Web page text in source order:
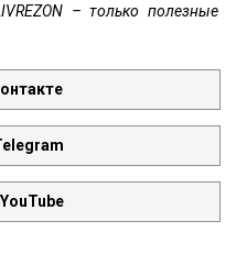
– только полезные